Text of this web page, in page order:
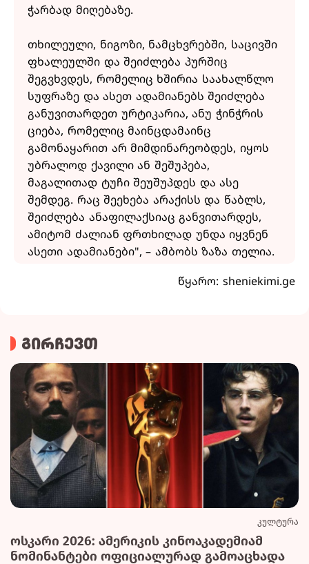
ჭარბად მიღებაზე.
თხილეული, ნიგოზი, ნამცხვრებში, საცივში
ფხალეულში და შეიძლება პურშიც
შეგვხვდეს, რომელიც ხშირია საახალწლო
სუფრაზე და ასეთ ადამიანებს შეიძლება
განუვითარდეთ ურტიკარია, ანუ ჭინჭრის
ციება, რომელიც მაინცდამაინც
გამონაყარით არ მიმდინარეობდეს, იყოს
უბრალოდ ქავილი ან შეშუპება,
მაგალითად ტუჩი შეუშუპდეს და ასე
შემდეგ. რაც შეეხება არაქისს და წაბლს,
შეიძლება ანაფილაქსიაც განვითარდეს,
ამიტომ ძალიან ფრთხილად უნდა იყვნენ
ასეთი ადამიანები", – ამბობს ზაზა თელია.
წყარო: sheniekimi.ge
გირჩევთ
კულტურა
ოსკარი 2026: ამერიკის კინოაკადემიამ
ნომინანტები ოფიციალურად გამოაცხადა